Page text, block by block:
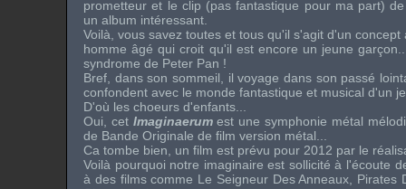
prometteur et le clip (pas fantastique pour ma part)
un album intéressant.
Voilà, vous savez toutes et tous qu'il s'agit d'un
homme âgé qui croit qu'il est encore un jeune
syndrome de Peter Pan !
Bref, dans son sommeil, il voyage dans son passé
confondent avec le monde fantastique et musical d'un
D'où les choeurs d'enfants...
Oui, cet Imaginaerumest une symphonie métal
de Bande Originale de film version métal...
Ca tombe bien, un film est prévu pour 2012 par le
Voilà pourquoi notre imaginaire est sollicité à l'écoute
à des films comme Le Seigneur Des Anneaux, Pirates